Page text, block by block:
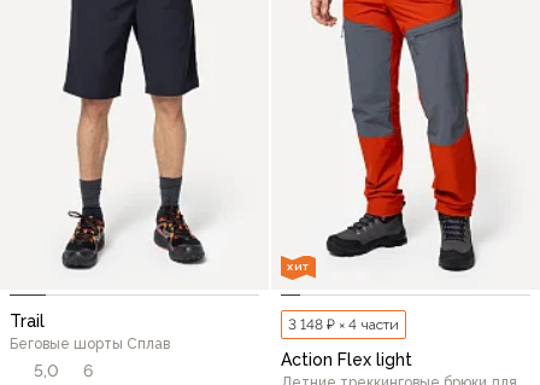
Trail
Беговые шорты Сплав
5,0 6
ХИТ
3 148 ₽ × 4 части
Action Flex light